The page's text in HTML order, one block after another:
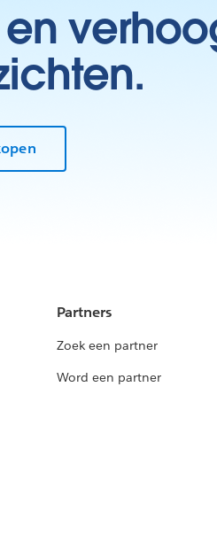
Partners
Zoek een partner
Word een partner